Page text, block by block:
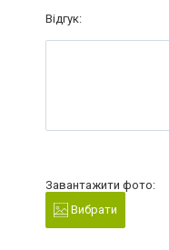
Відгук:
Завантажити фото:
Вибрати